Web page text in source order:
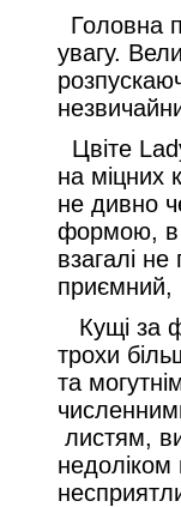
Головна
увагу.
Цвіте
на міцних
не дивно
формою, в
взагалі
приємний,
Кущі за
трохи
та
листям,
недоліком